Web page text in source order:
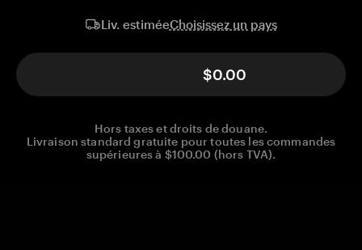
Liv. estiméeChoisissez un pays
$0.00
Hors taxes et droits de douane.
Livraison standard gratuite pour toutes les commandes
supérieures à $100.00 (hors TVA).